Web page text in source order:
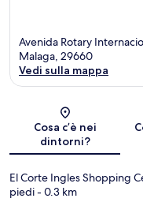
Avenida Rotary
Malaga, 29660
Vedi sulla mappa
Cosa c’è nei
dintorni?
El Corte Ingles Shopping
piedi- 0.3 km